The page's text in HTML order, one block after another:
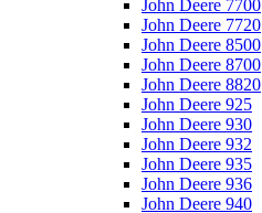
John Deere 7700
John Deere 7720
John Deere 8500
John Deere 8700
John Deere 8820
John Deere 925
John Deere 930
John Deere 932
John Deere 935
John Deere 936
John Deere 940